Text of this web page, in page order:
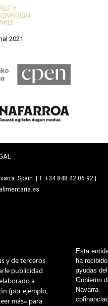
2021
Spain. | T. +34 848 42 06 92 |
y de terceros
publicidad
a
(por ejemplo,
más» para
Esta
ha recibido
ayudas del
Gobierno
Navarra